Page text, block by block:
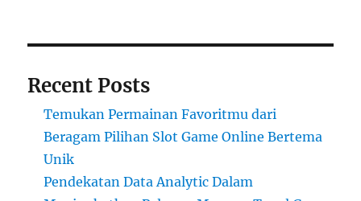
Recent Posts
Temukan Permainan Favoritmu dari
Beragam Pilihan Slot Game Online Bertema
Unik
Pendekatan Data Analytic Dalam